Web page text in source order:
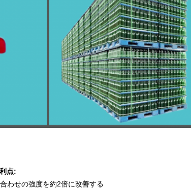
点:
わせの強度を約2倍に改善する